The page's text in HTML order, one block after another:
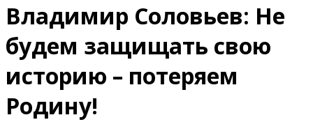
Владимир Соловьев: Не
будем защищать свою
историю – потеряем
Родину!